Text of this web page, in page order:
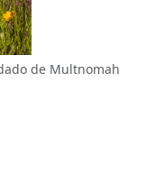
de Multnomah